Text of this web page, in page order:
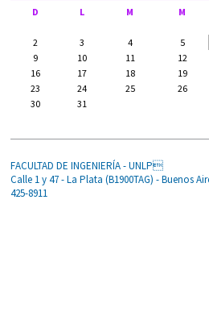
D
L M M
2
3 4 5
9
10 11 12
16
17 18 19
23
24 25 26
30
31
FACULTAD DE INGENIERÍA - UNLP
Calle 1 y 47 - La Plata (B1900TAG) - Buenos
425-8911